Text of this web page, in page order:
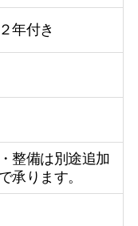
年付き
整備は別途追加
承ります。